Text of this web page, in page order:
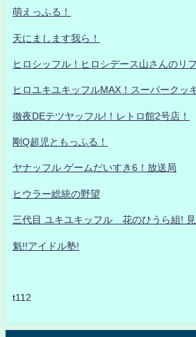
萌えっふる！
天にまします我ら！
ヒロシッフル！ヒロシデース山さんのリ
ヒロユキユキッフルMAX！スーパークッ
徹夜DEテツヤッフル!！レトロ館2号店！
剛Q超児ともっふる！
ヤナッフル ゲームだいすき6！放送局
ヒウラー総統の野望
三代目 ユキユキッフル 花のひうら組! 見
魁!!アイドル塾!
t112